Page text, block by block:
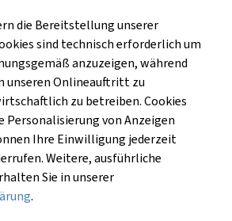
GmbH ist ein
für die europäischen
GmbH
die Bereitstellung unserer
sind technisch erforderlich um
anzuzeigen, während
unseren Onlineauftritt zu
zu betreiben. Cookies
Personalisierung von Anzeigen
Ihre Einwilligung jederzeit
Weitere, ausführliche
Sie in unserer
.